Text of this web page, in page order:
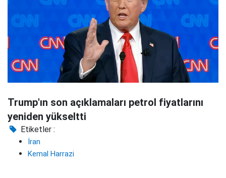
Trump'ın son açıklamaları petrol fiyatlarını
yeniden yükseltti
Etiketler :
İran
Kemal Harrazi